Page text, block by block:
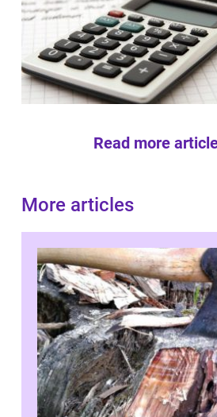
Read more
More articles